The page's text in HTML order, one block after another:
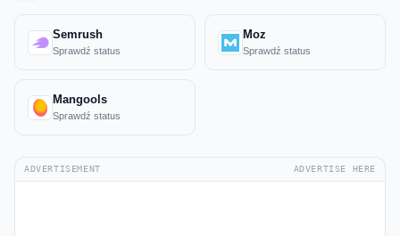
Semrush
Sprawdź status
Moz
Sprawdź status
Mangools
Sprawdź status
ADVERTISEMENT ADVERTISE HERE